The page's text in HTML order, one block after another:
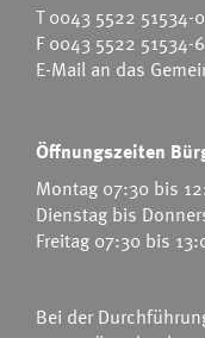
T0043 5522 51534-0
F 0043 5522 51534-6
E-Mail an das
Öffnungszeiten
Montag 07:30 bis
Dienstag bis
Freitag 07:30 bis
Bei der